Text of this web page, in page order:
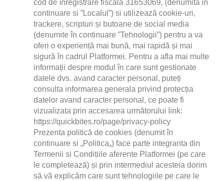
cod de înregistrare fiscala 31653069, (denumita in
continuare si ”Localul”) si utilizează cookie-uri,
trackere, scripturi și butoane de social media
(denumite în continuare ”Tehnologii”) pentru a va
oferi o experiență mai bună, mai rapidă și mai
sigură în cadrul Platformei. Pentru a afla mai multe
informații despre modul în care sunt gestionate
datele dvs. avand caracter personal, puteți
consulta informarea generala privind protecția
datelor avand caracter personal, ce poate fi
vizualizata prin accesarea următorului link:
https://quickbites.ro/page/privacy-policy
Prezenta politică de cookies (denumit în
continuare si „Politica„) face parte integranta din
Termenii si Condițiile aferente Platformei (pe care
le completează) și prin intermediul acesteia dorim
să vă explicăm care sunt tehnologiile pe care le